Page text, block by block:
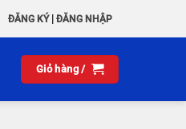
ĐĂNG KÝ| ĐĂNG NHẬP
Giỏ hàng /